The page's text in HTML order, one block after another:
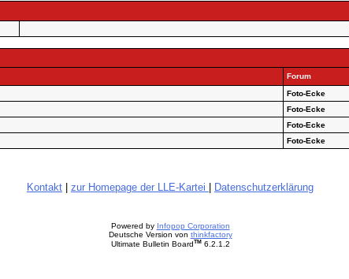
Forum
Foto-Ecke
Foto-Ecke
Foto-Ecke
Foto-Ecke
Kontakt zur Homepage der LLE-Kartei Datenschutzerklärung
Powered by Infopop Corporation
Deutsche Version von thinkfactory
Ultimate Bulletin BoardTM6.2.1.2